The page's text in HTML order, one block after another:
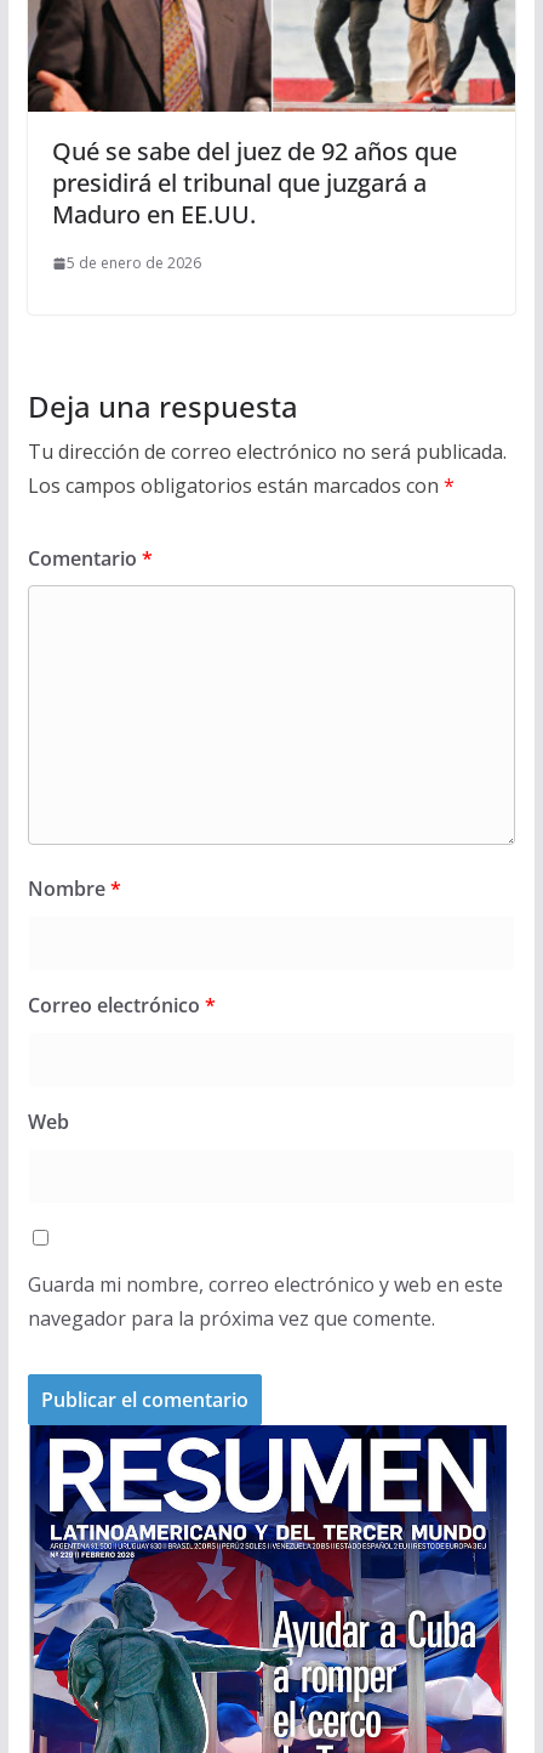
Qué se sabe del juez de 92 años que
presidirá el tribunal que juzgará a
Maduro en EE.UU.
5 de enero de 2026
Deja una respuesta
Tu dirección de correo electrónico no será publicada.
Los campos obligatorios están marcados con *
Comentario *
Nombre*
Correo electrónico *
Web
Guarda mi nombre, correo electrónico y web en este
navegador para la próxima vez que comente.